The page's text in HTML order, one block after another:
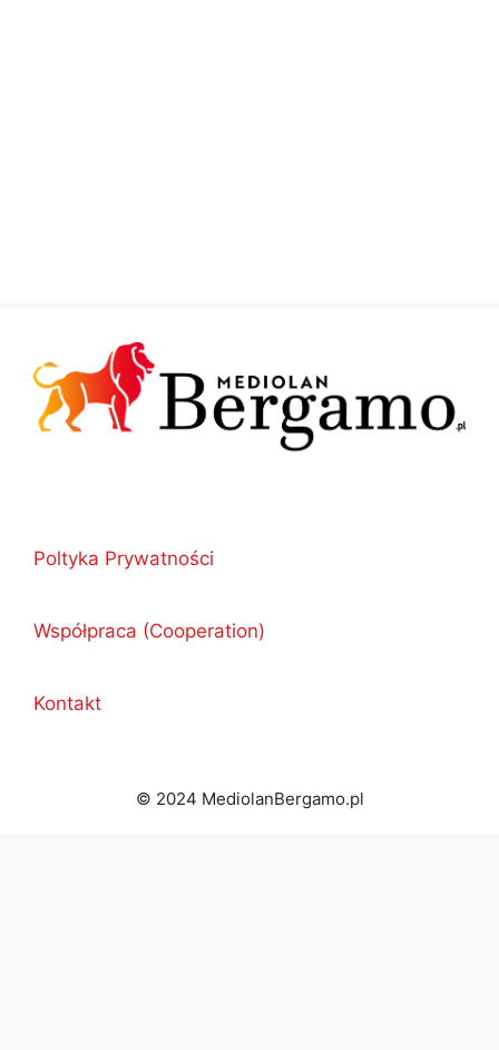
Poltyka Prywatności
Współpraca (Cooperation)
Kontakt
© 2024 MediolanBergamo.pl